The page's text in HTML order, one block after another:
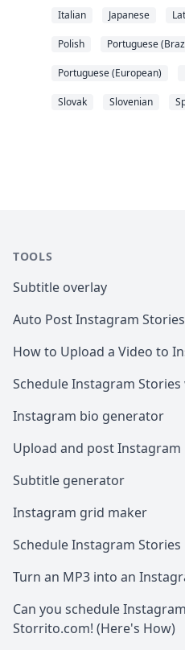
Italian Japanese
Polish Portuguese
Portuguese (European)
Slovak Slovenian
TOOLS
Subtitle overlay
Auto Post Instagram Stories
How to Upload a Video to
Schedule Instagram
Instagram bio generator
Upload and post Instagram
Subtitle generator
Instagram grid maker
Schedule Instagram Stories
Turn an MP3 into an
Can you schedule
Storrito.com! (Here's How)